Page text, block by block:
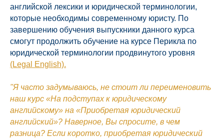
английской лексики и юридической терминологии,
которые необходимы современному юристу. По
завершению обучения выпускники данного курса
смогут продолжить обучение на курсе Перикла по
юридической терминологии продвинутого уровня
(Legal English).
"Я часто задумываюсь, не стоит ли переименовить
наш курс «На подступах к юридическому
английскому» на «Приобретая юридический
английский»? Наверное, Вы спросите, в чем
разница? Если коротко, приобретая юридический